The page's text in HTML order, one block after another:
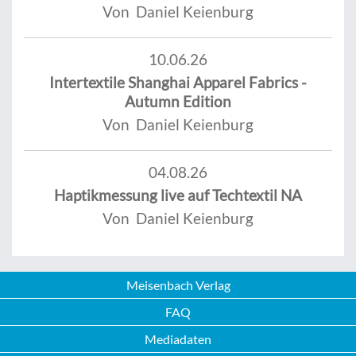
Von Daniel Keienburg
10.06.26
Intertextile Shanghai Apparel Fabrics -
Autumn Edition
Von Daniel Keienburg
04.08.26
Haptikmessung live auf Techtextil NA
Von Daniel Keienburg
Meisenbach Verlag
FAQ
Mediadaten